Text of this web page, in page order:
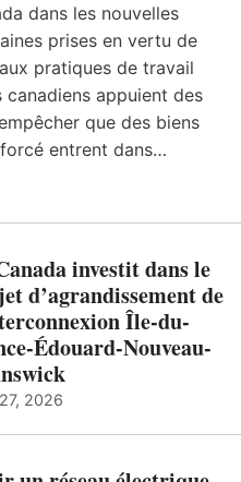
dans les nouvelles
prises en vertu de
pratiques de travail
appuient des
que des biens
entrent dans…
investit dans le
d’agrandissement de
Île-du-
Édouard-Nouveau-
2026